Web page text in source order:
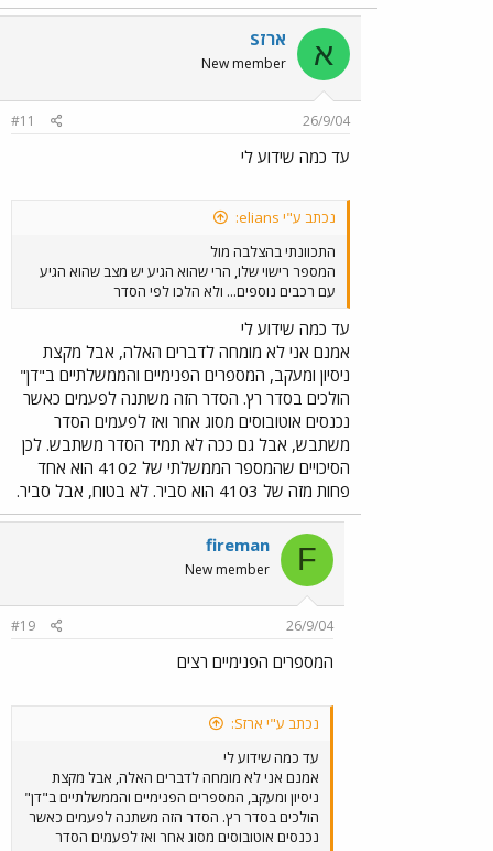
א ארזS
New member
26/9/04
#11
עד כמה שידוע לי
נכתב ע"י elians:
התכוונתי בהצלבה מול
המספר רישוי שלו, הרי שהוא הגיע יש מצב שהוא הגיע
עם רכבים נוספים... ולא הלכו לפי הסדר
עד כמה שידוע לי
אמנם אני לא מומחה לדברים האלה, אבל מקצת
ניסיון ומעקב, המספרים הפנימיים והממשלתיים ב"דן"
הולכים בסדר רץ. הסדר הזה משתנה לפעמים כאשר
נכנסים אוטובוסים מסוג אחר ואז לפעמים הסדר
משתבש, אבל גם ככה לא תמיד הסדר משתבש. לכן
הסיכויים שהמספר הממשלתי של 4102 הוא אחד
פחות מזה של 4103 הוא סביר. לא בטוח, אבל סביר.
F
fireman
New member
26/9/04
#19
המספרים הפנימיים רצים
נכתב ע"י ארזS:
עד כמה שידוע לי
אמנם אני לא מומחה לדברים האלה, אבל מקצת
ניסיון ומעקב, המספרים הפנימיים והממשלתיים ב"דן"
הולכים בסדר רץ. הסדר הזה משתנה לפעמים כאשר
נכנסים אוטובוסים מסוג אחר ואז לפעמים הסדר